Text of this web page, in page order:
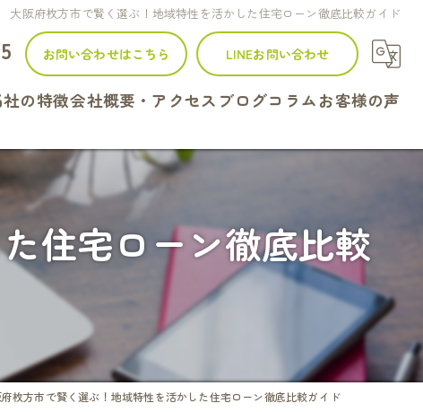
大阪府枚方市で賢く選ぶ！地域特性を活かした住宅ローン徹底比較ガイド
お問い合わせはこちら LINEお問い合わせ
社の特徴
戸建て
マンション
土地
査定
会社概要・アクセス ブログコラム お客様の声
住宅ローン徹底比較
枚方市で賢く選ぶ！地域特性を活かした住宅ローン徹底比較ガイド